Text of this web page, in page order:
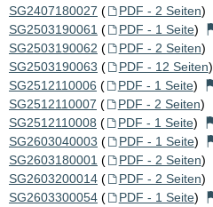
SG2407180027 ( PDF - 2 Seiten)
SG2503190061 ( PDF - 1 Seite)
SG2503190062 ( PDF - 2 Seiten)
SG2503190063 ( PDF - 12 Seiten)
SG2512110006 ( PDF - 1 Seite)
SG2512110007 ( PDF - 2 Seiten)
SG2512110008 ( PDF - 1 Seite)
SG2603040003 ( PDF - 1 Seite)
SG2603180001 ( PDF - 2 Seiten)
SG2603200014 ( PDF - 2 Seiten)
SG2603300054 ( PDF - 1 Seite)